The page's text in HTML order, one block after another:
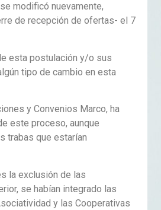
modificó nuevamente,
de recepción de ofertas- el 7
esta postulación y/o sus
tipo de cambio en esta
y Convenios Marco, ha
este proceso, aunque
trabas que estarían
la exclusión de las
se habían integrado las
y las Cooperativas